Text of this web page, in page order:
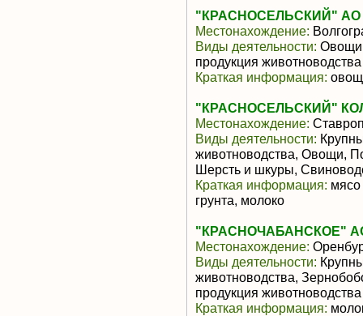
"КРАСНОСЕЛЬСКИЙ" АО
Местонахождение:
Виды деятельности:
продукция животноводства
Краткая информация:
"КРАСНОСЕЛЬСКИЙ"
Местонахождение:
Виды деятельности:
животноводства, Овощи,
Шерсть и шкуры,
Краткая информация: мясо
грунта, молоко
"КРАСНОЧАБАНСКОЕ"
Местонахождение:
Виды деятельности:
животноводства,
продукция животноводства
Краткая информация: